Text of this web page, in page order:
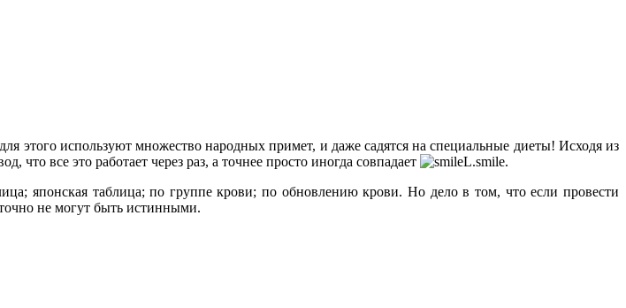
этого используют множество народных примет, и даже садятся на специальные диеты! Исходя из
все это работает через раз, а точнее просто иногда совпадает
.
японская таблица; по группе крови; по обновлению крови. Но дело в том, что если провести
не могут быть истинными.